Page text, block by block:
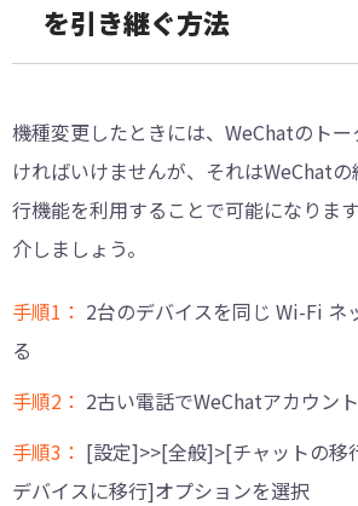
を引き継ぐ方法
機種変更したときには、WeChatのト
ければいけませんが、それはWeChat
行機能を利用することで可能になりま
介しましょう。
手順1： 2台のデバイスを同じ Wi-Fi ネ
る
手順2： 2古い電話でWeChatアカウン
手順3： [設定]>>[全般]>[チャットの移
デバイスに移行]オプションを選択